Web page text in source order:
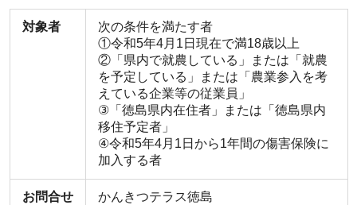
対象者
次の条件を満たす者
①令和5年4月1日現在で満18歳以上
②「県内で就農している」または「就農
を予定している」または「農業参入を考
えている企業等の従業員」
③「徳島県内在住者」または「徳島県内
移住予定者」
④令和5年4月1日から1年間の傷害保険に
加入する者
お問合せ
かんきつテラス徳島